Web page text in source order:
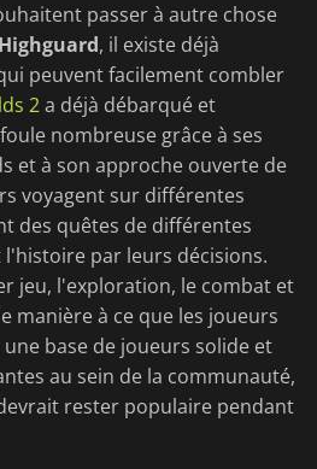
passer à autre chose
Highguard, il existe déjà
peuvent facilement combler
2a déjà débarqué et
nombreuse grâce à ses
et à son approche ouverte de
voyagent sur différentes
des quêtes de différentes
par leurs décisions.
jeu, l'exploration, le combat et
manière à ce que les joueurs
base de joueurs solide et
au sein de la communauté,
rester populaire pendant